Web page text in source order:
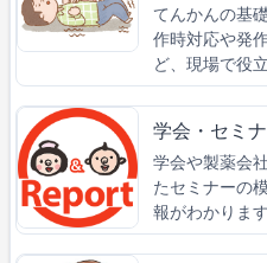
てんかんの基
作時対応や発
ど、現場で役
学会・セミ
学会や製薬会
たセミナーの
報がわかります